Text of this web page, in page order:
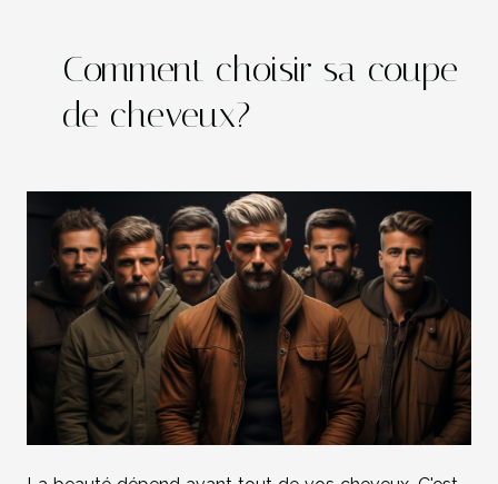
Comment choisir sa coupe
de cheveux?